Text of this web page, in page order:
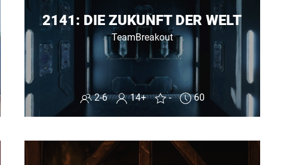
2141: DIE ZUKUNFT DER WELT
TeamBreakout
2-6 14+ - 60